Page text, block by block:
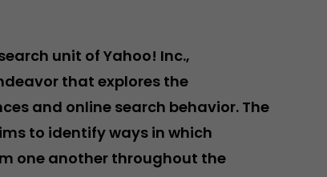
unit of Yahoo! Inc.,
that explores the
and online search behavior. The
to identify ways in which
one another throughout the